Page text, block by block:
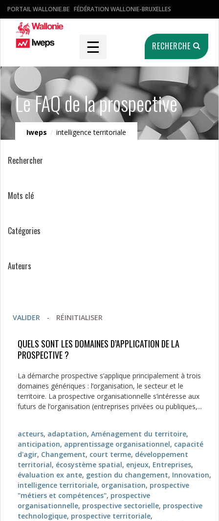
PORTAIL WALLONIE.BE FÉDÉRATION WALLONIE-BRUXELLES
☰ RECHERCHE
Le FAQ de la prospective
Iweps / intelligence territoriale
Rechercher
Mots clé
Catégories
Auteurs
VALIDER - RÉINITIALISER
QUELS SONT LES DOMAINES D’APPLICATION DE LA
PROSPECTIVE ?
La démarche prospective s’applique principalement à trois
domaines génériques : l’organisation, le secteur et le
territoire. La prospective organisationnelle s’intéresse aux
futurs de l’organisation (entreprises privées ou publiques,...
acteurs, adaptation, Aménagement du territoire,
anticipation, apprentissage organisationnel, capacité
d'agir, Changement, court terme, développement
territorial, écosystème spatial, enjeux, Entreprises,
évaluation ex ante, gestion du changement, Innovation,
intelligence territoriale, organisation, prospective
"métiers et compétences", prospective
organisationnelle, prospective sectorielle, prospective
technologique, prospective territoriale,